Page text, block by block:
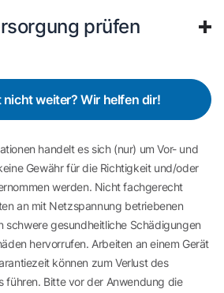
prüfen
nicht weiter? Wir helfen dir!
handelt es sich (nur) um Vor- und
Gewähr für die Richtigkeit und/oder
werden. Nicht fachgerecht
an mit Netzspannung betriebenen
schwere gesundheitliche Schädigungen
hervorrufen. Arbeiten an einem Gerät
können zum Verlust des
führen. Bitte vor der Anwendung die